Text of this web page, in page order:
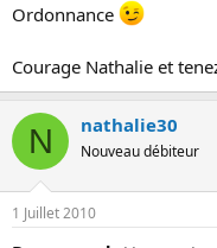
Ordonnance
Courage Nathalie et
N nathalie30
Nouveau débiteur
1 Juillet 2010